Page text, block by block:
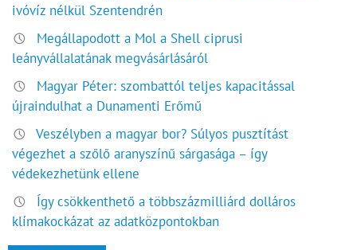
ivóvíz nélkül Szentendrén
Megállapodott a Mol a Shell ciprusi
leányvállalatának megvásárlásáról
Magyar Péter: szombattól teljes kapacitással
újraindulhat a Dunamenti Erőmű
Veszélyben a magyar bor? Súlyos pusztítást
végezhet a szőlő aranyszínű sárgasága – így
védekezhetünk ellene
Így csökkenthető a többszázmilliárd dolláros
klímakockázat az adatközpontokban